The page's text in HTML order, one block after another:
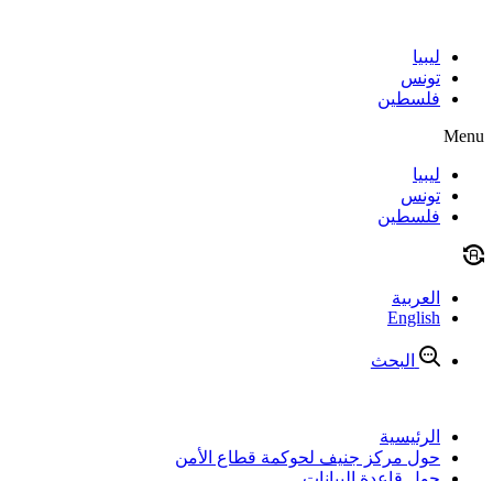
contentليبيا
تونس
فلسطين
Menu
ليبيا
تونس
فلسطين
العربية
English
البحث
الرئيسية
حول مركز جنيف لحوكمة قطاع الأمن